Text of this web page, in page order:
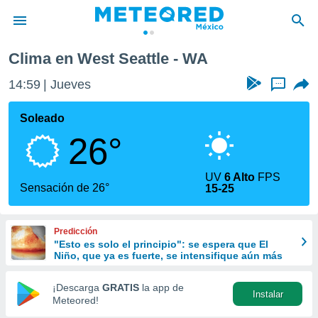
de
ha sido
calidad.
a este
las
y
forma
digital
basada
Clima en West Seattle - WA
14:59 Jueves ...
Soleado
26°
Sensación de 26°
UV6 Alto FPS
15-25
Predicción
"Esto es solo el principio": se espera que El
Niño, que ya es fuerte, se intensifique aún más
¡Descarga GRATIS la app de
Meteored!
Instalar